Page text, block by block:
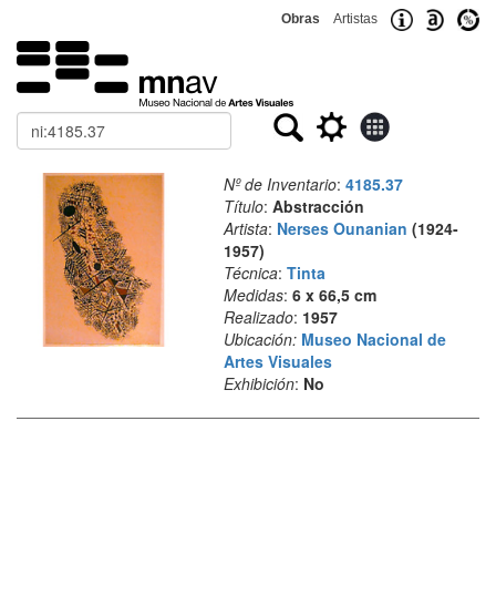
Obras Artistas
Buscar
Nº de Inventario: 4185.37
Título: Abstracción
Artista: Nerses Ounanian (1924-
1957)
Técnica: Tinta
Medidas: 6 x 66,5 cm
Realizado: 1957
Ubicación: Museo Nacional de
Artes Visuales
Exhibición: No